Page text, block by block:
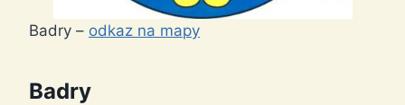
Badry – odkaz na mapy
Badry